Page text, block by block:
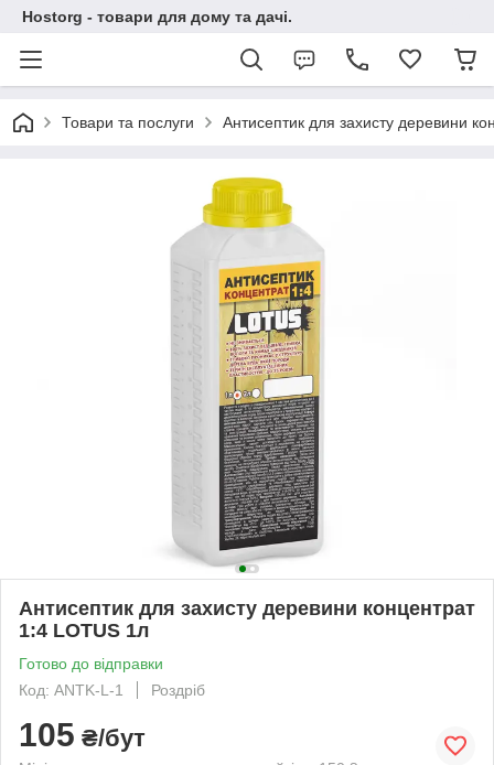
Hostorg - товари для дому та дачі.
Товари та послуги Антисептик для захисту деревини
Антисептик для захисту деревини концентрат
1:4 LOTUS 1л
Готово до відправки
Код: ANTK-L-1
Роздріб
105 ₴/бут